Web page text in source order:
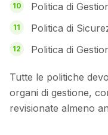
Politica di
Politica di
Politica di
Tutte le politiche
organi di gestione,
revisionate almeno